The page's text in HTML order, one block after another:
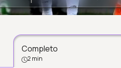
Completo
2 min